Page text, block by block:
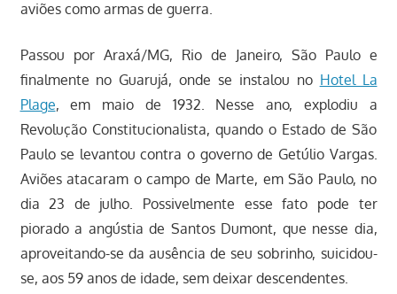
aviões como armas de guerra.
Passou por Araxá/MG, Rio de Janeiro, São Paulo e
finalmente no Guarujá, onde se instalou no Hotel La
Plage, em maio de 1932. Nesse ano, explodiu a
Revolução Constitucionalista, quando o Estado de São
Paulo se levantou contra o governo de Getúlio Vargas.
Aviões atacaram o campo de Marte, em São Paulo, no
dia 23 de julho. Possivelmente esse fato pode ter
piorado a angústia de Santos Dumont, que nesse dia,
aproveitando-se da ausência de seu sobrinho, suicidou-
se, aos 59 anos de idade, sem deixar descendentes.